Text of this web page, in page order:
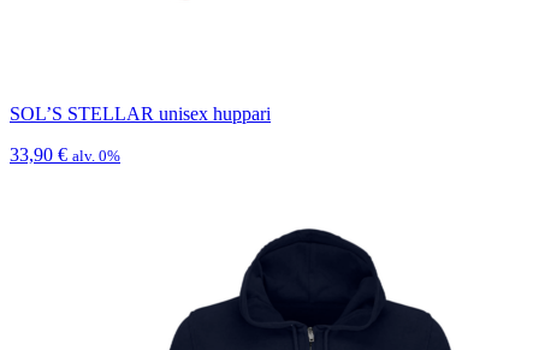
SOL’S STELLAR unisex huppari
33,90 € alv. 0%